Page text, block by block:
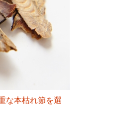
な本枯れ節を選